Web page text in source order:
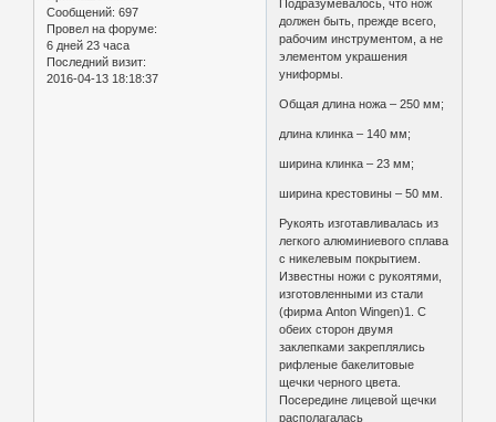
Сообщений: 697
Провел на форуме:
6 дней 23 часа
Последний визит:
2016-04-13 18:18:37
Подразумевалось, что нож
должен быть, прежде всего,
рабочим инструментом, а не
элементом украшения
униформы.
Общая длина ножа – 250 мм;
длина клинка – 140 мм;
ширина клинка – 23 мм;
ширина крестовины – 50 мм.
Рукоять изготавливалась из
легкого алюминиевого сплава
с никелевым покрытием.
Известны ножи с рукоятями,
изготовленными из стали
(фирма Anton Wingen)1. С
обеих сторон двумя
заклепками закреплялись
рифленые бакелитовые
щечки черного цвета.
Посередине лицевой щечки
располагалась